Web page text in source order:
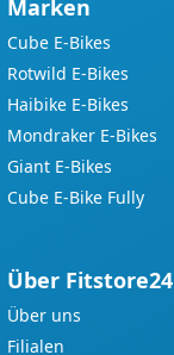
Marken
Cube E-Bikes
Rotwild E-Bikes
Haibike E-Bikes
Mondraker E-Bikes
Giant E-Bikes
Cube E-Bike Fully
Über Fitstore24
Über uns
Filialen